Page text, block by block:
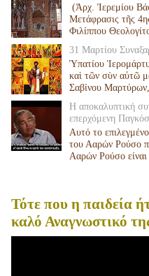
(Ἀρχ. Ἰερεμίου
Μετάφρασις τῆς
Φιλίππου
31 Μαρτίου
Ὑπατίου
καὶ τῶν σὺν αὐτῶ
Σαβίνου
Η αποκαλυπτική
επερχόμενη
Αυτό το
του Ααρών Ρούσο
Ααρών Ρούσο είναι
Τότε που η παιδεία
καλό Αναγνωστικό